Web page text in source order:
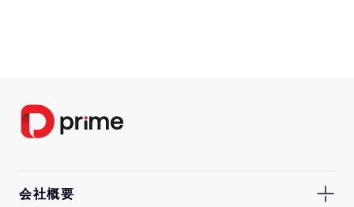
会社概要